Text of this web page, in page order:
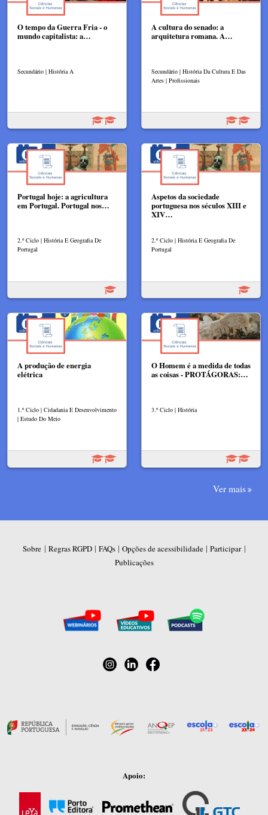
O tempo da Guerra Fria - o
mundo capitalista: a…
Secundário | História A
A cultura do senado: a
arquitetura romana. A…
Secundário | História Da Cultura E Das
Artes | Profissionais
Portugal hoje: a agricultura
em Portugal. Portugal nos…
2.º Ciclo | História E Geografia De
Portugal
Aspetos da sociedade
portuguesa nos séculos XIII e
XIV…
2.º Ciclo | História E Geografia De
Portugal
A produção de energia
elétrica
1.º Ciclo | Cidadania E Desenvolvimento
| Estudo Do Meio
O Homem é a medida de todas
as coisas - PROTÁGORAS:…
3.º Ciclo | História
Ver mais
Sobre | Regras RGPD| FAQs| Opções de acessibilidade| Participar|
Publicações
Apoio: